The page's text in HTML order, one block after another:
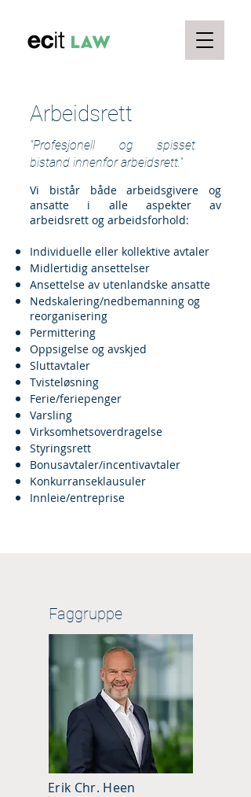
Arbeidsrett
"Profesjonell og spisset
bistand innenfor arbeidsrett."
Vi bistår både arbeidsgivere og
ansatte i alle aspekter av
arbeidsrett og arbeidsforhold:
Individuelle eller kollektive avtaler
Midlertidig ansettelser
Ansettelse av utenlandske ansatte
Nedskalering/nedbemanning og
reorganisering
Permittering
Oppsigelse og avskjed
Sluttavtaler
Tvisteløsning
Ferie/feriepenger
Varsling
Virksomhetsoverdragelse
Styringsrett
Bonusavtaler/incentivavtaler
Konkurranseklausuler
Innleie/entreprise
Faggruppe
Erik Chr. Heen